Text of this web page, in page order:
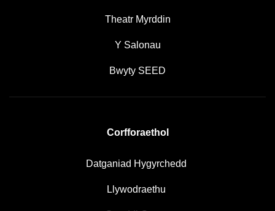
Theatr Myrddin
Y Salonau
Bwyty SEED
Corfforaethol
Datganiad Hygyrchedd
Llywodraethu